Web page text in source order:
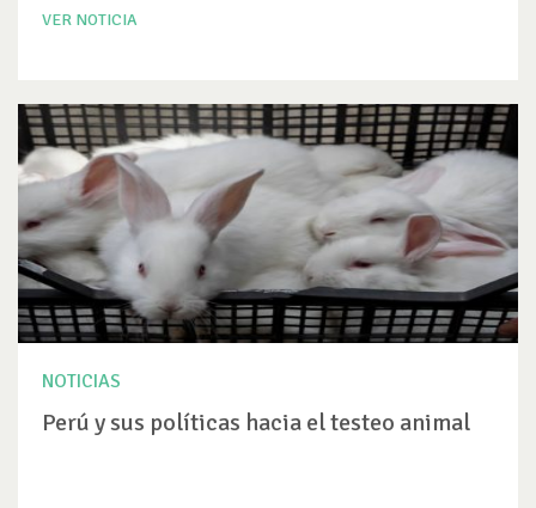
VER NOTICIA
NOTICIAS
Perú y sus políticas hacia el testeo animal